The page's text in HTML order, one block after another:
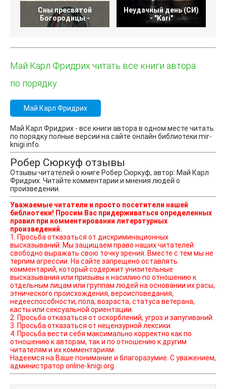
Сны пресвятой
Богородицы -
Неудачный день (СИ)
- "Kari"
Май Карл Фридрих читать все книги автора
по порядку
Май Карл Фридрих
Май Карл Фридрих - все книги автора в одном месте читать
по порядку полные версии на сайте онлайн библиотеки mir-
knigi.info.
Робер Сюркуф отзывы
Отзывы читателей о книге Робер Сюркуф, автор: Май Карл
Фридрих. Читайте комментарии и мнения людей о
произведении.
Уважаемые читатели и просто посетители нашей
библиотеки! Просим Вас придерживаться определенных
правил при комментировании литературных
произведений.
1. Просьба отказаться от дискриминационных
высказываний. Мы защищаем право наших читателей
свободно выражать свою точку зрения. Вместе с тем мы не
терпим агрессии. На сайте запрещено оставлять
комментарий, который содержит унизительные
высказывания или призывы к насилию по отношению к
отдельным лицам или группам людей на основании их расы,
этнического происхождения, вероисповедания,
недееспособности, пола, возраста, статуса ветерана,
касты или сексуальной ориентации.
2. Просьба отказаться от оскорблений, угроз и запугиваний.
3. Просьба отказаться от нецензурной лексики.
4. Просьба вести себя максимально корректно как по
отношению к авторам, так и по отношению к другим
читателям и их комментариям.
Надеемся на Ваше понимание и благоразумие. С уважением,
администратор online-knigi.org